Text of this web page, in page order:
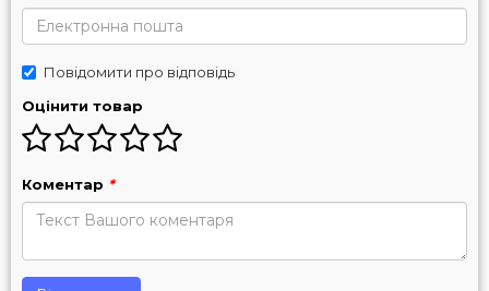
Повідомити про відповідь
Оцінити товар
Коментар *